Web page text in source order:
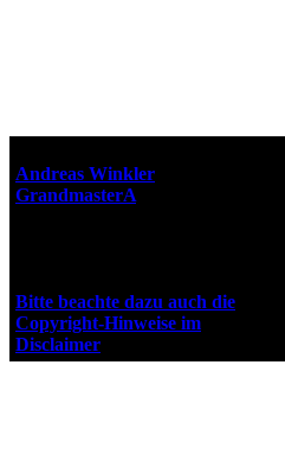
Andreas Winkler
GrandmasterA
Bitte beachte dazu auch die
Copyright-Hinweise im
Disclaimer